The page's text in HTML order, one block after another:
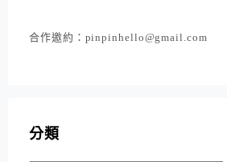
合作邀約：pinpinhello@gmail.com
分類